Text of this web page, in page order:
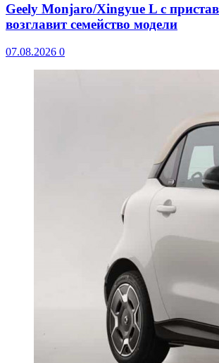
Geely Monjaro/Xingyue L с
возглавит семейство модели
07.08.2026 0